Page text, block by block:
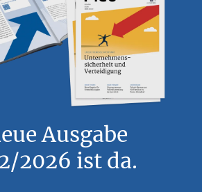
Ausgabe
2026 ist da.